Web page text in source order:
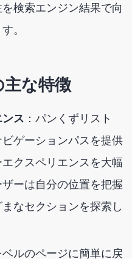
検索エンジン結果で向
。
な特徴
ス ：パンくずリスト
ゲーションパスを提供
クスペリエンスを大幅
ーは自分の位置を把握
なセクションを探索し
ベルのページに簡単に戻